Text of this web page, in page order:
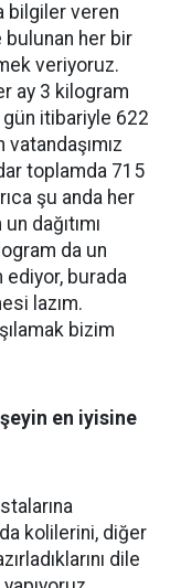
bilgiler veren
her bir
veriyoruz.
ay 3 kilogram
itibariyle 622
toplamda 715
şu anda her
dağıtımı
da un
ediyor, burada
lazım.
bizim
en iyisine
kolilerini, diğer
dile